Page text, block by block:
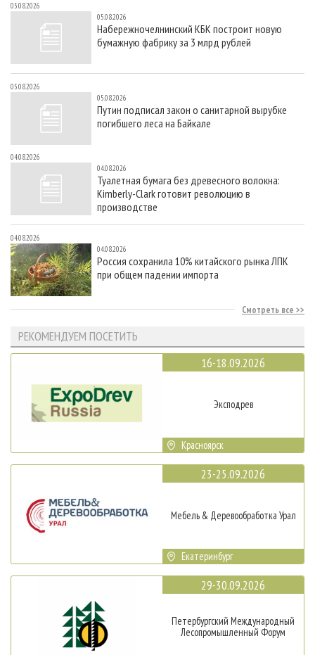
05.08.2026
05.08.2026
Набережночелнинский КБК построит новую
бумажную фабрику за 3 млрд рублей
05.08.2026
05.08.2026
Путин подписал закон о санитарной вырубке
погибшего леса на Байкале
04.08.2026
04.08.2026
Туалетная бумага без древесного волокна:
Kimberly-Clark готовит революцию в
производстве
04.08.2026
04.08.2026
Россия сохранила 10% китайского рынка ЛПК
при общем падении импорта
Смотреть все
РЕКОМЕНДУЕМ ПОСЕТИТЬ
16-18.09.2026
Эксподрев
Красноярск
23-25.09.2026
Мебель & Деревообработка Урал
Екатеринбург
29-30.09.2026
Петербургский Международный
Лесопромышленный Форум